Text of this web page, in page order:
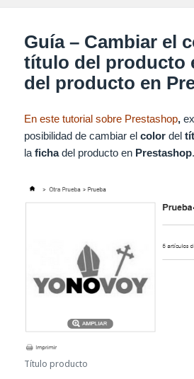
Guía – Cambiar el
título del producto
del producto en
En este tutorial sobre Prestashop,
posibilidad de cambiar elcolor del
lafichadel producto en Prestashop.
Título producto